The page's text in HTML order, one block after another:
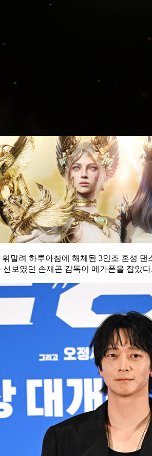
말려 하루아침에 해체된 3인조 혼성
보였던 손재곤 감독이 메가폰을 잡았다.